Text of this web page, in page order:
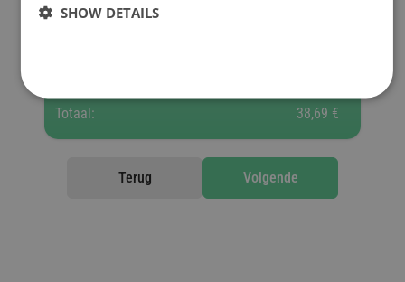
Geselecteerde vignetten
Totaal: 38,69 €
Terug Volgende
SHOW DETAILS